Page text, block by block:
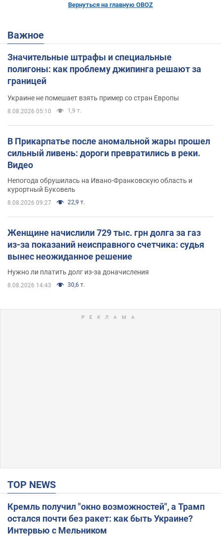
Вернуться на главную OBOZ
Важное
Значительные штрафы и специальные
полигоны: как проблему джипинга решают за
границей
Украине не помешает взять пример со стран Европы
8.08.2026 05:10 1,9 т.
В Прикарпатье после аномальной жары прошел
сильный ливень: дороги превратились в реки.
Видео
Непогода обрушилась на Ивано-Франковскую область и
курортный Буковель
8.08.2026 09:27 22,9 т.
Женщине начислили 729 тыс. грн долга за газ
из-за показаний неисправного счетчика: судья
вынес неожиданное решение
Нужно ли платить долг из-за доначисления
8.08.2026 14:43 30,6 т.
TOP NEWS
Кремль получил "окно возможностей", а Трамп
остался почти без ракет: как быть Украине?
Интервью с Мельником